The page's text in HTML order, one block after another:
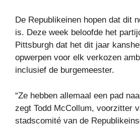
De Republikeinen hopen dat dit
is. Deze week beloofde het
Pittsburgh dat het dit jaar
opwerpen voor elk verkozen
inclusief de burgemeester.
“Ze hebben allemaal een pad
zegt Todd McCollum, voorzitter
stadscomité van de